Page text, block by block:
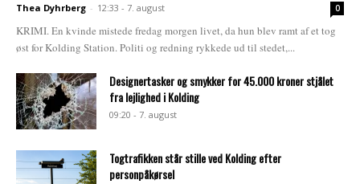
Thea Dyhrberg - 12:33 - 7. august 0
KRIMI. En kvinde mistede fredag morgen livet, da hun blev ramt af et tog
øst for Kolding Station. Politi og redning rykkede ud til stedet,...
Designertasker og smykker for 45.000 kroner stjålet
fra lejlighed i Kolding
09:20 - 7. august
Togtrafikken står stille ved Kolding efter
personpåkørsel